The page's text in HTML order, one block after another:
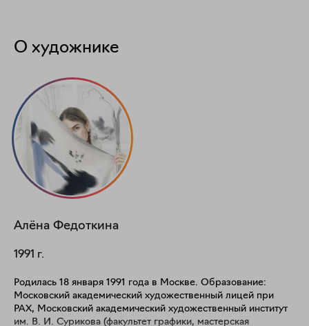
О художнике
Алёна Федоткина
1991 г.
Родилась 18 января 1991 года в Москве. Образование:
Московский академический художественный лицей при
РАХ, Московский академический художественный институт
им. В. И. Сурикова (факультет графики, мастерская